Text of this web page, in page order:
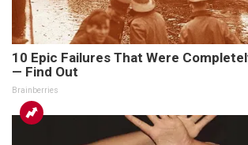
10 Epic Failures That Were
— Find Out
Brainberries